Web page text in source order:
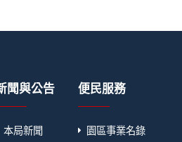
聞與公告
本局新聞
便民服務
園區事業名錄